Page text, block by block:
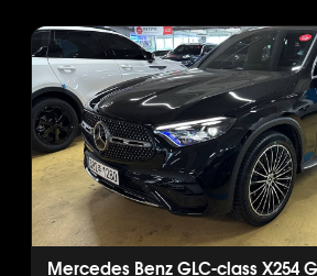
Mercedes Benz GLC-class X254